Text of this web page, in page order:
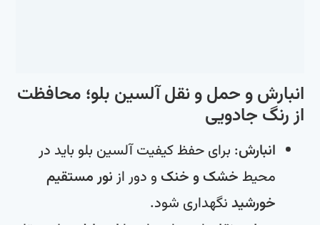
انبارش و حمل و نقل آلسین بلو؛ محافظت
از رنگ جادویی
انبارش: برای حفظ کیفیت آلسین بلو باید در
محیطخشک و خنکو دور ازنور مستقیم
خورشیدنگهداری شود.